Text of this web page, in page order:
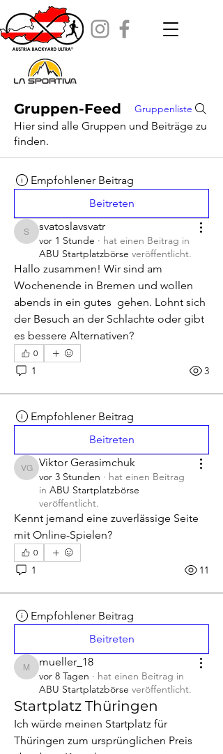
Gruppen-Feed Gruppenliste
Hier sind alle Gruppen und Beiträge zu
finden.
Empfohlener Beitrag
Beitreten
svatoslavsvatr
svatoslavsvatr
vor 1 Stunde · hat einen Beitrag in
ABU Startplatzbörse veröffentlicht.
Hallo zusammen! Wir sind am
Wochenende in Bremen und wollen
abends in ein gutes  gehen. Lohnt sich
der Besuch an der Schlachte oder gibt
es bessere Alternativen?
0
1 3
Empfohlener Beitrag
Beitreten
Viktor Gerasimchuk
Viktor Gerasimchuk
vor 3 Stunden · hat einen Beitrag
in ABU Startplatzbörse
veröffentlicht.
Kennt jemand eine zuverlässige Seite
mit Online-Spielen?
0
1 11
Empfohlener Beitrag
Beitreten
mueller_18
mueller_18
vor 8 Tagen · hat einen Beitrag in
ABU Startplatzbörse veröffentlicht.
Startplatz Thüringen
Ich würde meinen Startplatz für
Thüringen zum ursprünglichen Preis